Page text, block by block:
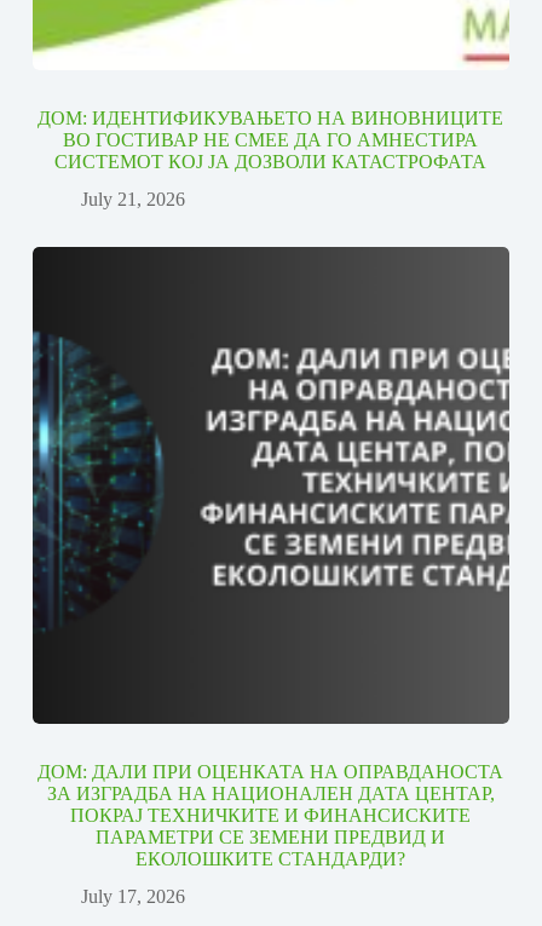
ДОМ: ИДЕНТИФИКУВАЊЕТО НА ВИНОВНИЦИТЕ
ВО ГОСТИВАР НЕ СМЕЕ ДА ГО АМНЕСТИРА
СИСТЕМОТ КОЈ ЈА ДОЗВОЛИ КАТАСТРОФАТА
July 21, 2026
ДОМ: ДАЛИ ПРИ ОЦЕНКАТА НА ОПРАВДАНОСТА
ЗА ИЗГРАДБА НА НАЦИОНАЛЕН ДАТА ЦЕНТАР,
ПОКРАЈ ТЕХНИЧКИТЕ И ФИНАНСИСКИТЕ
ПАРАМЕТРИ СЕ ЗЕМЕНИ ПРЕДВИД И
ЕКОЛОШКИТЕ СТАНДАРДИ?
July 17, 2026